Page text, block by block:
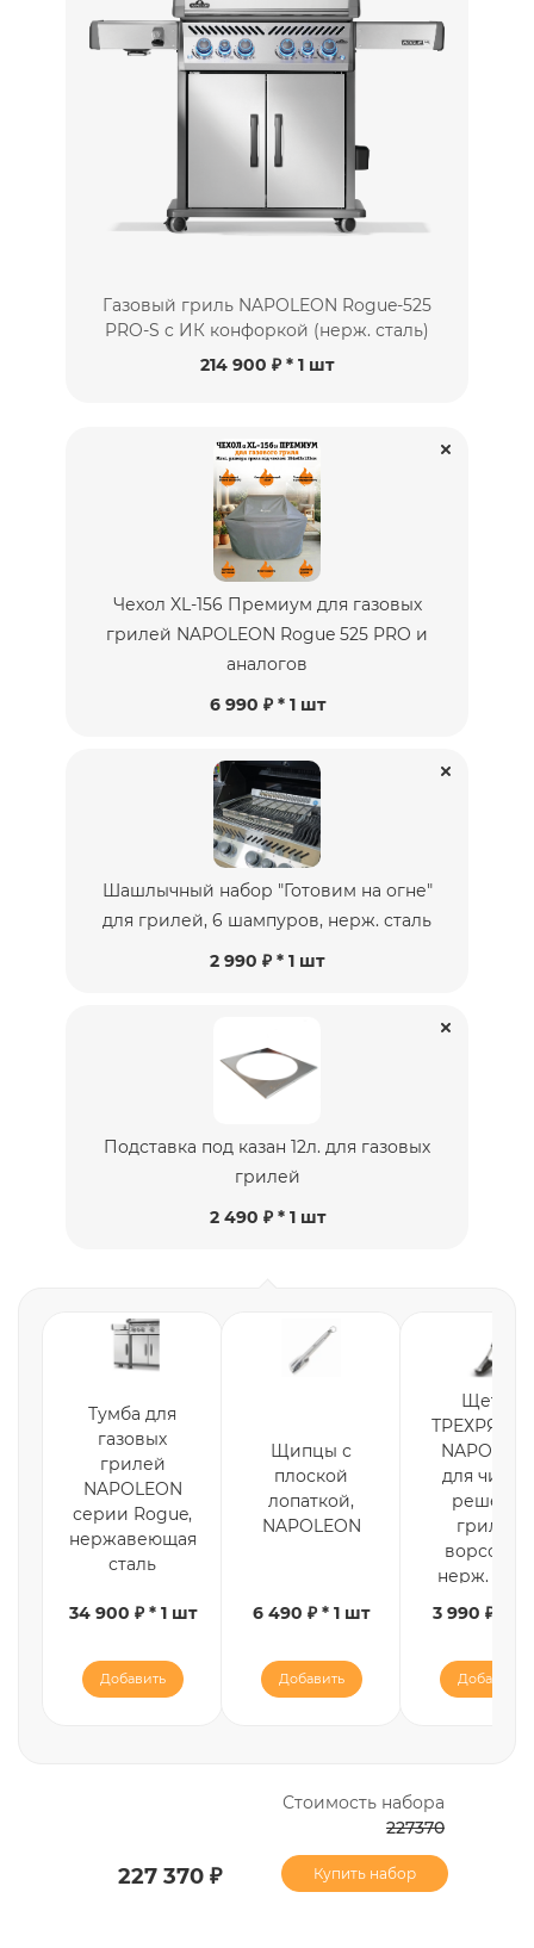
Газовый гриль NAPOLEON Rogue-525
PRO-S c ИК конфоркой (нерж. сталь)
214 900 ₽ * 1 шт
Чехол XL-156 Премиум для газовых
грилей NAPOLEON Rogue 525 PRO и
аналогов
6 990 ₽ * 1 шт
Шашлычный набор "Готовим на огне"
для грилей, 6 шампуров, нерж. сталь
2 990 ₽ * 1 шт
Подставка под казан 12л. для газовых
грилей
2 490 ₽ * 1 шт
Тумба для
газовых
грилей
NAPOLEON
серии Rogue,
нержавеющая
сталь
34 900 ₽ * 1 шт
Добавить
Щипцы с
плоской
лопаткой,
NAPOLEON
6 490 ₽ * 1 шт
Добавить
Щетка
для
решеток
гриля с
ворсом
нерж.
3 990 ₽ * 1
Добавить
Стоимость набора
227370
227 370 ₽ Купить набор